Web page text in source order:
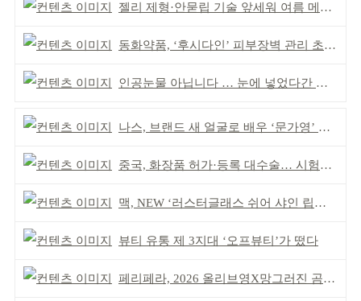
젤리 제형·안묻립 기술 앞세워 여름 메이크업 시장 공략
동화약품, ‘후시다인’ 피부장벽 관리 초점 ‘리브랜딩’
인공눈물 아닙니다 … 눈에 넣었다간 각막 손상
나스, 브랜드 새 얼굴로 배우 ‘문가영’ 발탁
중국, 화장품 허가·등록 대수술… 시험자료 공용 허용
맥, NEW ‘러스터글래스 쉬어 샤인 립스틱’ 출시
뷰티 유통 제 3지대 ‘오프뷰티’가 떴다
페리페라, 2026 올리브영X망그러진 곰 콜라보